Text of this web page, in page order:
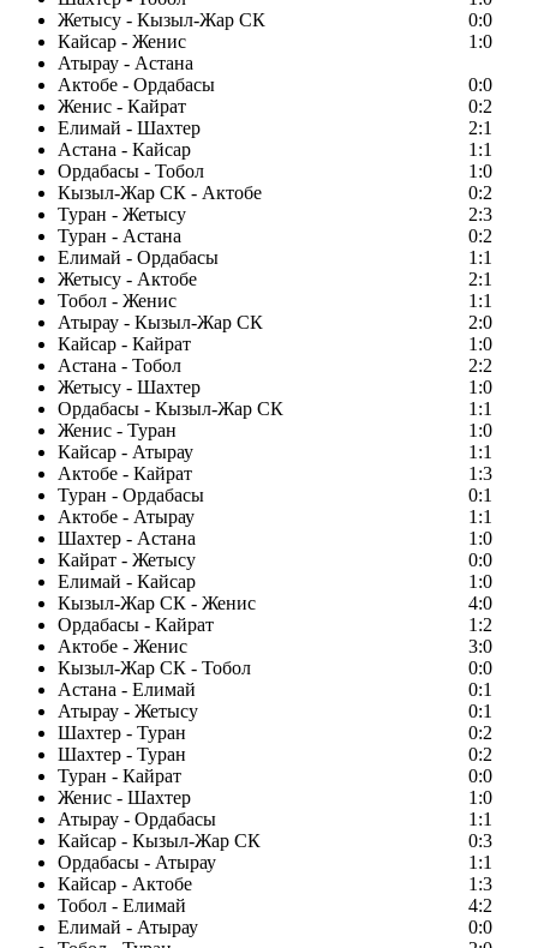
Жетысу - Кызыл-Жар СК
0:0
Кайсар - Женис
1:0
Атырау - Астана
Актобе - Ордабасы
0:0
Женис - Кайрат
0:2
Елимай - Шахтер
2:1
Астана - Кайсар
1:1
Ордабасы - Тобол
1:0
Кызыл-Жар СК - Актобе
0:2
Туран - Жетысу
2:3
Туран - Астана
0:2
Елимай - Ордабасы
1:1
Жетысу - Актобе
2:1
Тобол - Женис
1:1
Атырау - Кызыл-Жар СК
2:0
Кайсар - Кайрат
1:0
Астана - Тобол
2:2
Жетысу - Шахтер
1:0
Ордабасы - Кызыл-Жар СК
1:1
Женис - Туран
1:0
Кайсар - Атырау
1:1
Актобе - Кайрат
1:3
Туран - Ордабасы
0:1
Актобе - Атырау
1:1
Шахтер - Астана
1:0
Кайрат - Жетысу
0:0
Елимай - Кайсар
1:0
Кызыл-Жар СК - Женис
4:0
Ордабасы - Кайрат
1:2
Актобе - Женис
3:0
Кызыл-Жар СК - Тобол
0:0
Астана - Елимай
0:1
Атырау - Жетысу
0:1
Шахтер - Туран
0:2
Шахтер - Туран
0:2
Туран - Кайрат
0:0
Женис - Шахтер
1:0
Атырау - Ордабасы
1:1
Кайсар - Кызыл-Жар СК
0:3
Ордабасы - Атырау
1:1
Кайсар - Актобе
1:3
Тобол - Елимай
4:2
Елимай - Атырау
0:0